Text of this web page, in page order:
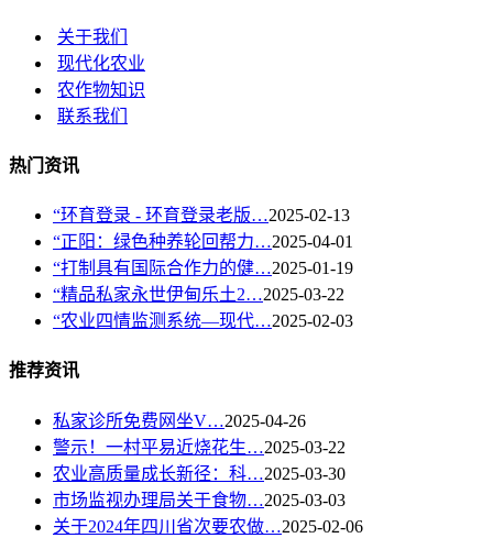
关于我们
现代化农业
农作物知识
联系我们
热门资讯
“环育登录 - 环育登录老版…2025-02-13
“正阳：绿色种养轮回帮力…2025-04-01
“打制具有国际合作力的健…2025-01-19
“精品私家永世伊甸乐土2…2025-03-22
“农业四情监测系统—现代…2025-02-03
推荐资讯
私家诊所免费网坐V…2025-04-26
警示！一村平易近烧花生…2025-03-22
农业高质量成长新径：科…2025-03-30
市场监视办理局关于食物…2025-03-03
关于2024年四川省次要农做…2025-02-06